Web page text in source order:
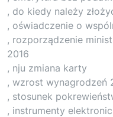
, do kiedy należy
, oświadczenie o
, rozporządzenie
2016
, nju zmiana karty
, wzrost wynagrodzeń
, stosunek
, instrumenty